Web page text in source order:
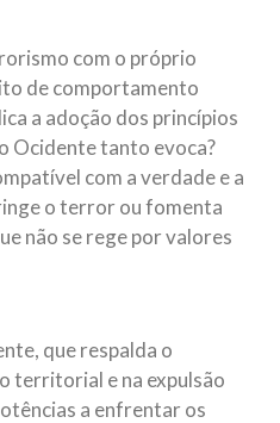
com o próprio
de comportamento
a adoção dos princípios
Ocidente tanto evoca?
com a verdade e a
o terror ou fomenta
não se rege por valores
que respalda o
territorial e na expulsão
a enfrentar os